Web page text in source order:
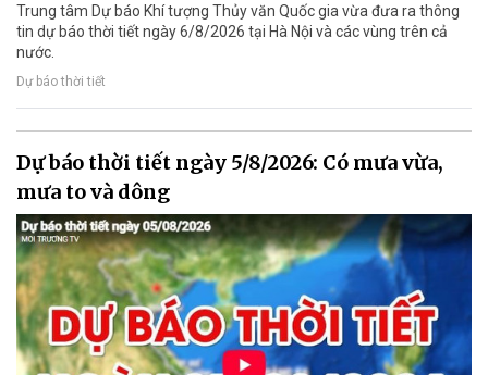
Trung tâm Dự báo Khí tượng Thủy văn Quốc gia vừa đưa ra thông
tin dự báo thời tiết ngày 6/8/2026 tại Hà Nội và các vùng trên cả
nước.
Dự báo thời tiết
Dự báo thời tiết ngày 5/8/2026: Có mưa vừa,
mưa to và dông